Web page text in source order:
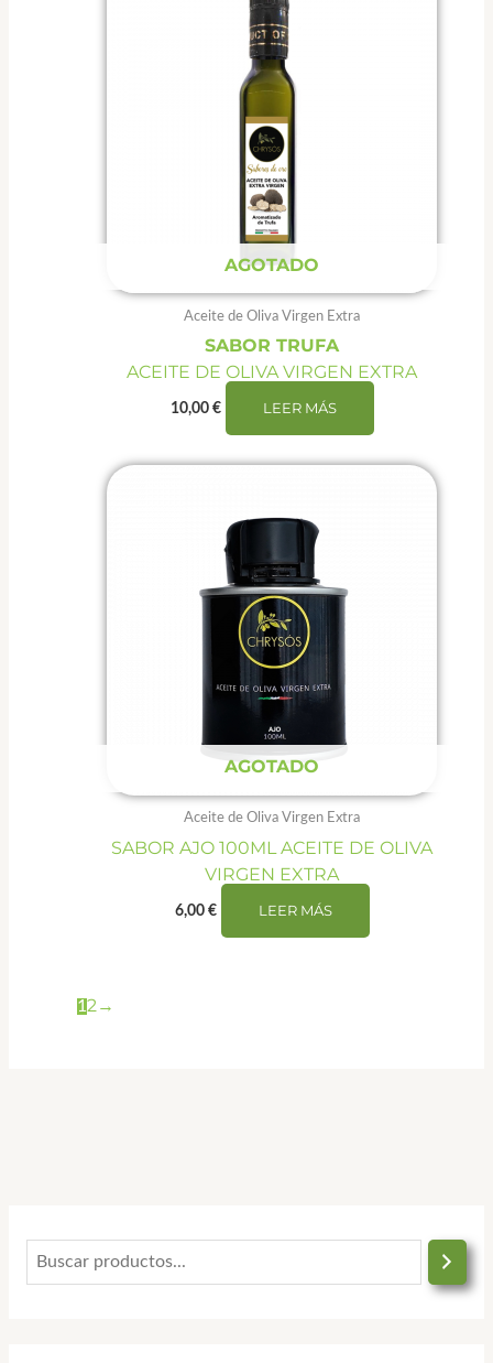
AGOTADO
Aceite de Oliva Virgen Extra
SABOR TRUFA
ACEITE DE OLIVA VIRGEN EXTRA
10,00 € LEER MÁS
AGOTADO
Aceite de Oliva Virgen Extra
SABOR AJO 100ML ACEITE DE OLIVA
VIRGEN EXTRA
6,00 € LEER MÁS
12 →